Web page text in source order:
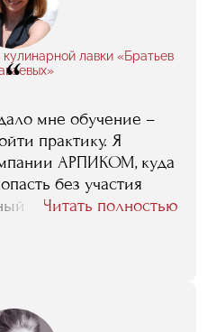
чрезвычайно
"
лавки «Братьев
“
мне обучение –
практику. Я
АРПИКОМ, куда
без участия
толчок. Именно
Читать полностью